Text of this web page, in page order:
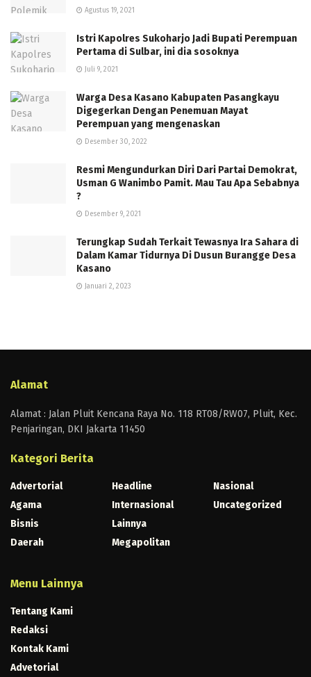
Agustus 19, 2021
Istri Kapolres Sukoharjo Jadi Bupati Perempuan
Pertama di Sulbar, ini dia sosoknya
Juli 9, 2021
Warga Desa Kasano Kabupaten Pasangkayu
Digegerkan Dengan Penemuan Mayat
Perempuan yang mengenaskan
Desember 30, 2022
Resmi Mengundurkan Diri Dari Partai Demokrat,
Usman G Wanimbo Pamit. Mau Tau Apa Sebabnya
?
Desember 9, 2021
Terungkap Sudah Terkait Tewasnya Ira Sahara di
Dalam Kamar Tidurnya Di Dusun Burangge Desa
Kasano
Januari 2, 2023
Alamat
Alamat : Jalan Pluit Kencana Raya No. 118 RT08/RW07, Pluit, Kec.
Penjaringan, DKI Jakarta 11450
Kategori Berita
Advertorial
Agama
Bisnis
Daerah
Headline
Internasional
Lainnya
Megapolitan
Nasional
Uncategorized
Menu Lainnya
Tentang Kami
Redaksi
Kontak Kami
Advetorial